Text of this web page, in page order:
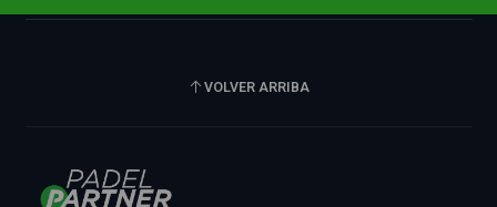
VOLVER ARRIBA